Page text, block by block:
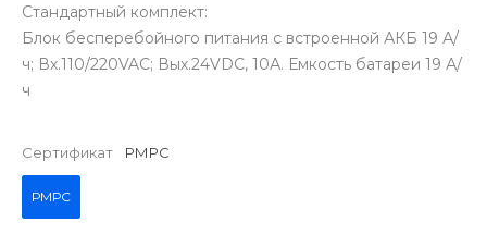
Стандартный комплект:
Блок бесперебойного питания с встроенной АКБ 19 А/
ч; Вх.110/220VAC; Вых.24VDC, 10А. Емкость батареи 19 А/
ч
Сертификат РМРС
РМРС